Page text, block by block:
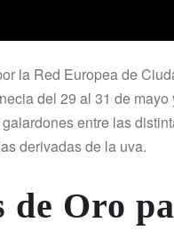
la Red Europea de
del 29 al 31 de
entre las
derivadas de la uva.
de Oro